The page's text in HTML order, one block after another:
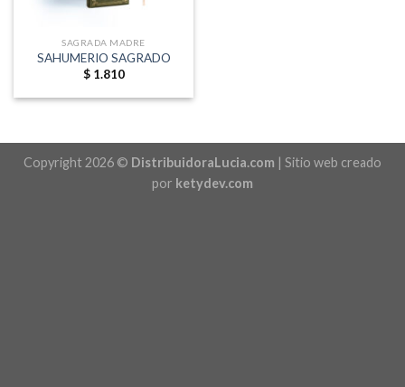
SAGRADA MADRE
SAHUMERIO SAGRADO
$1.810
Copyright 2026 © DistribuidoraLucia.com | Sitio web creado
por ketydev.com